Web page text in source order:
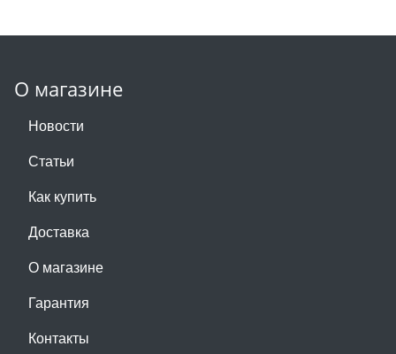
О магазине
Новости
Статьи
Как купить
Доставка
О магазине
Гарантия
Контакты